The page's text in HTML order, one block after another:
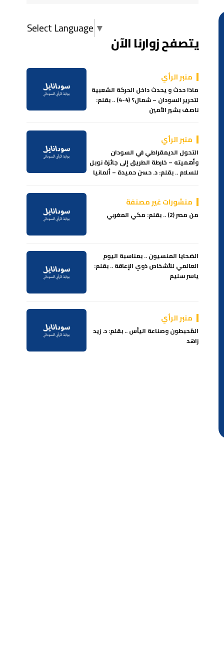
Select Language ▼
يتصفح زوارنا الآن
منبر الرأي
ماذا حدث و يحدث داخل الحركة الشعبية
لتحرير السودان – شمال؟ (4-4) .. بقلم:
ناصف بشير الأمين
منبر الرأي
التحول الديمقراطي في السودان
وأهميته – خارطة الطريق إلى جائزة نوبل
للسلام .. بقلم: د. حسن حميدة – ألمانيا
منشورات غير مصنفة
من مصر (2) .. بقلم: مكي المغربي
الضحايا المنسيون .. بمناسبة اليوم
العالمي للأشخاص ذوي الإعاقة .. بقلم:
ياسر سليم
منبر الرأي
المُحبطون وصناعة اليأس .. بقلم: د. زيد
زاهد